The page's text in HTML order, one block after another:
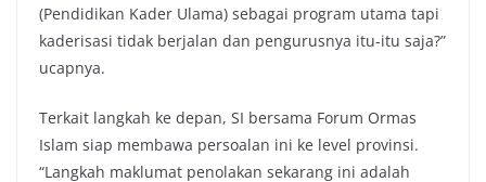
(Pendidikan Kader Ulama) sebagai program utama tapi
kaderisasi tidak berjalan dan pengurusnya itu-itu saja?”
ucapnya.
Terkait langkah ke depan, SI bersama Forum Ormas
Islam siap membawa persoalan ini ke level provinsi.
“Langkah maklumat penolakan sekarang ini adalah